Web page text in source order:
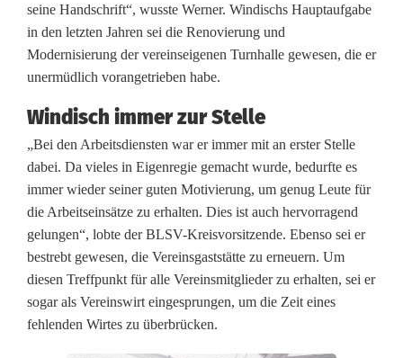
n
e
W
i
n
d
i
s
c
seine Handschrift“, wusste Werner. Windischs Hauptaufgabe
in den letzten Jahren sei die Renovierung und
Modernisierung der vereinseigenen Turnhalle gewesen, die er
unermüdlich vorangetrieben habe.
Windisch immer zur Stelle
„Bei den Arbeitsdiensten war er immer mit an erster Stelle
dabei. Da vieles in Eigenregie gemacht wurde, bedurfte es
immer wieder seiner guten Motivierung, um genug Leute für
die Arbeitseinsätze zu erhalten. Dies ist auch hervorragend
gelungen“, lobte der BLSV-Kreisvorsitzende. Ebenso sei er
bestrebt gewesen, die Vereinsgaststätte zu erneuern. Um
diesen Treffpunkt für alle Vereinsmitglieder zu erhalten, sei er
sogar als Vereinswirt eingesprungen, um die Zeit eines
fehlenden Wirtes zu überbrücken.